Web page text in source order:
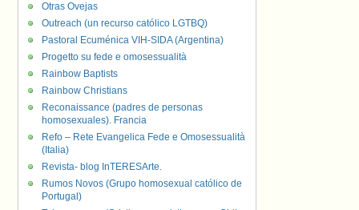
Otras Ovejas
Outreach (un recurso católico LGTBQ)
Pastoral Ecuménica VIH-SIDA (Argentina)
Progetto su fede e omosessualità
Rainbow Baptists
Rainbow Christians
Reconaissance (padres de personas
homosexuales). Francia
Refo – Rete Evangelica Fede e Omosessualità
(Italia)
Revista- blog InTERESArte.
Rumos Novos (Grupo homosexual católico de
Portugal)